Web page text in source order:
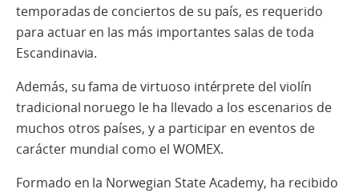
temporadas de conciertos de su país, es requerido
para actuar en las más importantes salas de toda
Escandinavia.
Además, su fama de virtuoso intérprete del violín
tradicional noruego le ha llevado a los escenarios de
muchos otros países, y a participar en eventos de
carácter mundial como el WOMEX.
Formado en la Norwegian State Academy, ha recibido